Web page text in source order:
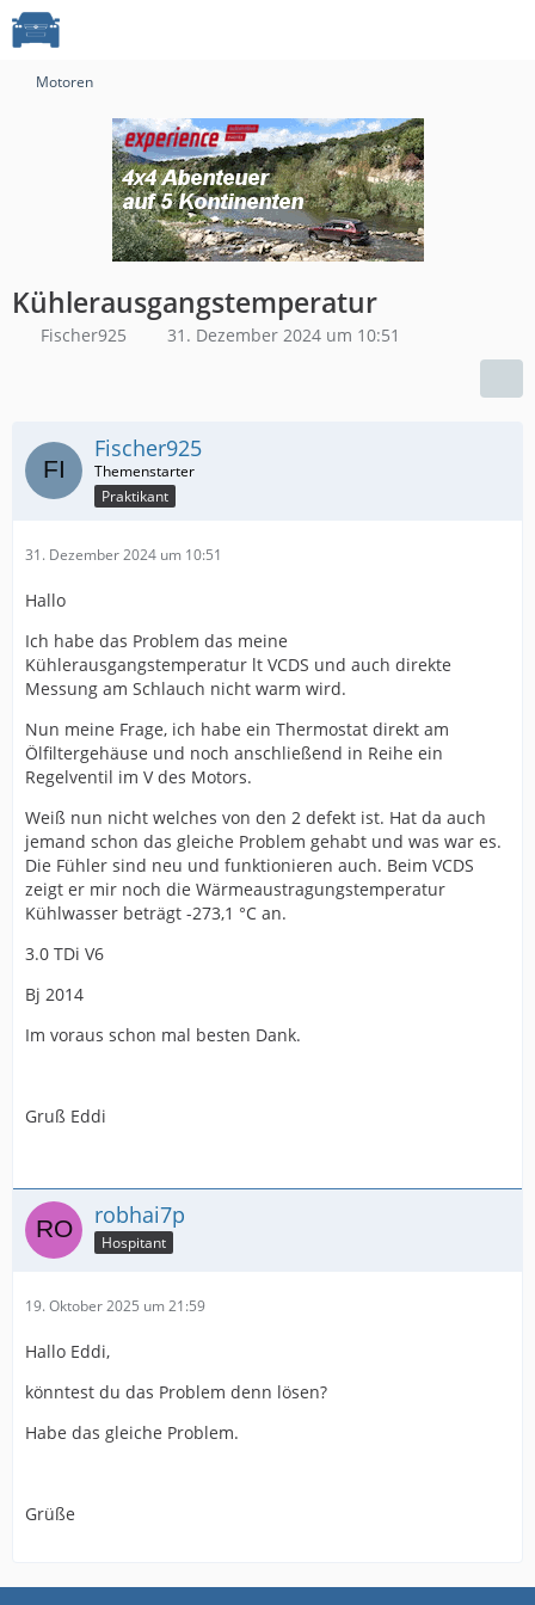
Motoren
Kühlerausgangstemperatur
Fischer925 31. Dezember 2024 um 10:51
Fischer925
Praktikant
31. Dezember 2024 um 10:51
Hallo
Ich habe das Problem das meine
Kühlerausgangstemperatur lt VCDS und auch direkte
Messung am Schlauch nicht warm wird.
Nun meine Frage, ich habe ein Thermostat direkt am
Ölfiltergehäuse und noch anschließend in Reihe ein
Regelventil im V des Motors.
Weiß nun nicht welches von den 2 defekt ist. Hat da auch
jemand schon das gleiche Problem gehabt und was war es.
Die Fühler sind neu und funktionieren auch. Beim VCDS
zeigt er mir noch die Wärmeaustragungstemperatur
Kühlwasser beträgt -273,1 °C an.
3.0 TDi V6
Bj 2014
Im voraus schon mal besten Dank.
Gruß Eddi
robhai7p
Hospitant
19. Oktober 2025 um 21:59
Hallo Eddi,
könntest du das Problem denn lösen?
Habe das gleiche Problem.
Grüße